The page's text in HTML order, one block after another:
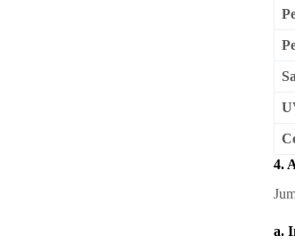
4.
a.